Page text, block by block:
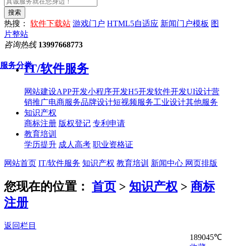
热搜： 软件下载站 游戏门户 HTML5自适应 新闻门户模板 图
片整站
咨询热线 13997668773
服务分类IT/软件服务
网站建设APP开发小程序开发H5开发软件开发UI设计营
销推广电商服务品牌设计短视频服务工业设计其他服务
知识产权
商标注册 版权登记 专利申请
教育培训
学历提升 成人高考 职业资格证
网站首页 IT/软件服务 知识产权 教育培训 新闻中心 网页排版
您现在的位置： 首页 > 知识产权 > 商标
注册
返回栏目
189045℃